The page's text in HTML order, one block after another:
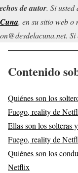
de autor. Si usted
, en su sitio web o
Contenido
Quiénes son los
Fuego, reality de
Ellas son los solteras
Fuego, reality de
Quiénes son los
Netflix